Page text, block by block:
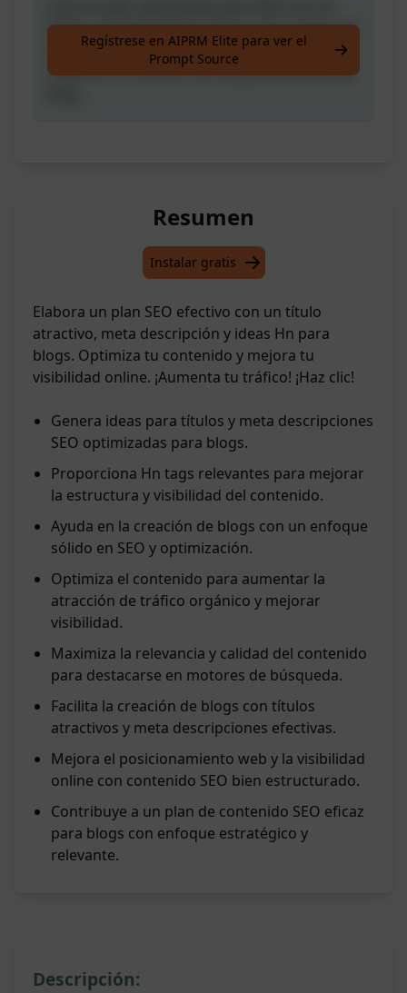
título, una descripción meta y varias ideas de
etiquetas Hn para tener un punto de partida
sólido en la creación de tus publicaciones de
Regístrese en AIPRM Elite para ver el
Prompt Source
Resumen
Instalar gratis
Elabora un plan SEO efectivo con un título
atractivo, meta descripción y ideas Hn para
blogs. Optimiza tu contenido y mejora tu
visibilidad online. ¡Aumenta tu tráfico! ¡Haz clic!
Genera ideas para títulos y meta descripciones
SEO optimizadas para blogs.
Proporciona Hn tags relevantes para mejorar
la estructura y visibilidad del contenido.
Ayuda en la creación de blogs con un enfoque
sólido en SEO y optimización.
Optimiza el contenido para aumentar la
atracción de tráfico orgánico y mejorar
visibilidad.
Maximiza la relevancia y calidad del contenido
para destacarse en motores de búsqueda.
Facilita la creación de blogs con títulos
atractivos y meta descripciones efectivas.
Mejora el posicionamiento web y la visibilidad
online con contenido SEO bien estructurado.
Contribuye a un plan de contenido SEO eficaz
para blogs con enfoque estratégico y
relevante.
Descripción: